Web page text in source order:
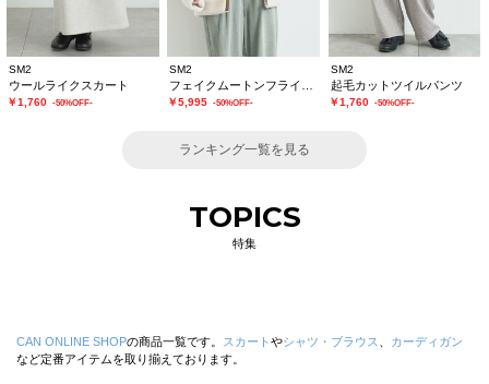
SM2
ウールライクスカート
￥1,760 -50%OFF-
SM2
￥5,995 -50%OFF-
SM2
起毛カットツイルパンツ
￥1,760 -50%OFF-
ランキング一覧を見る
TOPICS
特集
CAN ONLINE SHOPの商品一覧です。 スカート やシャツ・ブラウス
カーディガン
など定番アイテムを取り揃えております。